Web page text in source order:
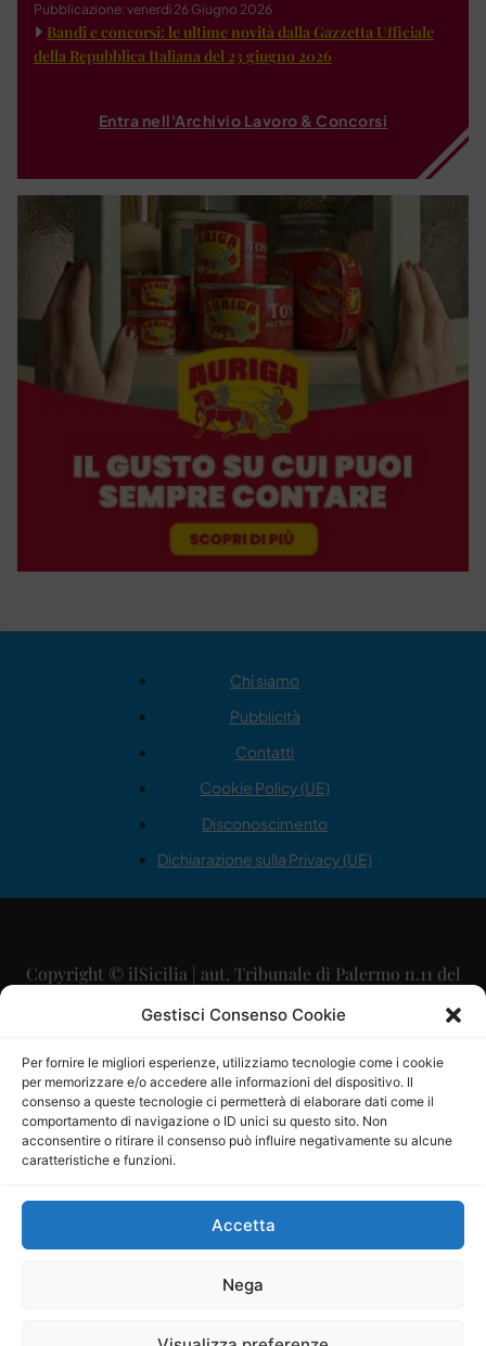
Gestisci Consenso Cookie
Per fornire le migliori esperienze, utilizziamo tecnologie come i cookie
per memorizzare e/o accedere alle informazioni del dispositivo. Il
consenso a queste tecnologie ci permetterà di elaborare dati come il
comportamento di navigazione o ID unici su questo sito. Non
acconsentire o ritirare il consenso può influire negativamente su alcune
caratteristiche e funzioni.
Accetta
Nega
Pubblicazione: venerdì 26 Giugno 2026
Bandi e concorsi: le ultime novità dalla Gazzetta Ufficiale
della Repubblica Italiana del 23 giugno 2026
Entra nell'Archivio Lavoro & Concorsi
Chi siamo
Pubblicità
Contatti
Cookie Policy (UE)
Disconoscimento
Dichiarazione sulla Privacy (UE)
Copyright © ilSicilia | aut. Tribunale di Palermo n.11 del
29/09/2015
Direttore Editoriale: Maurizio Scaglione
Direttore Responsabile: Maria Calabrese
P.IVA: 06334930820
Mercurio Comunicazione Società Cooperativa a r.l. è
iscritta al Registro degli Operatori di Comunicazione al